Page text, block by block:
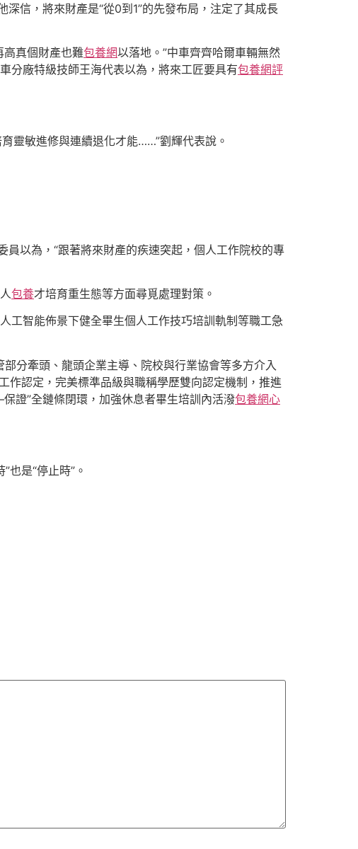
深信，將來財產是“從0到1”的先發布局，注定了其成長
高真個財產也難包養網以落地。”中車齊齊哈爾車輛無然
分廠特級技師王海代表以為，將來工匠要具有包養網評
靈敏進修與連續退化才能……”劉輝代表說。
以為，“跟著將來財產的疾速突起，個人工作院校的專
包養才培育重生態等方面尋覓處理對策。
工智能佈景下健全畢生個人工作技巧培訓軌制等職工急
部分牽頭、龍頭企業主導、院校與行業協會等多方介入
作認定，完美標準品級與職稱學歷雙向認定機制，推進
證”全鏈條閉環，加強休息者畢生培訓內活潑包養網心
”也是“停止時”。